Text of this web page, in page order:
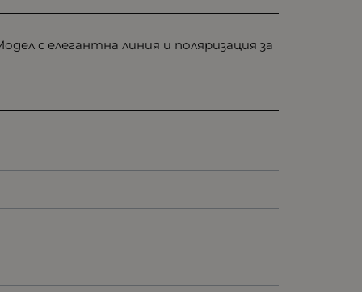
с елегантна линия и поляризация за